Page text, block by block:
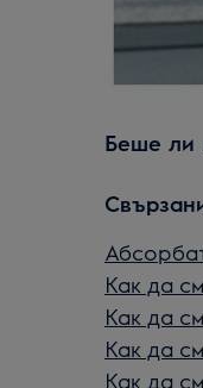
Беше ли
Как да
Как да
Как да
Как да